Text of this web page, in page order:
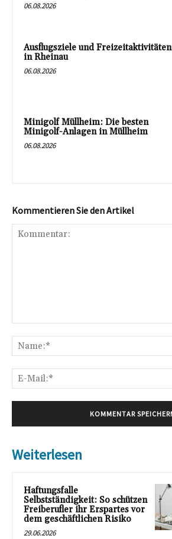
06.08.2026
Ausflugsziele und Freizeitaktivitäten
in Rheinau
06.08.2026
Minigolf Müllheim: Die besten
Minigolf-Anlagen in Müllheim
06.08.2026
Kommentieren Sie den Artikel
Weiterlesen
Haftungsfalle
Selbstständigkeit: So schützen
Freiberufler ihr Erspartes vor
dem geschäftlichen Risiko
29.06.2026